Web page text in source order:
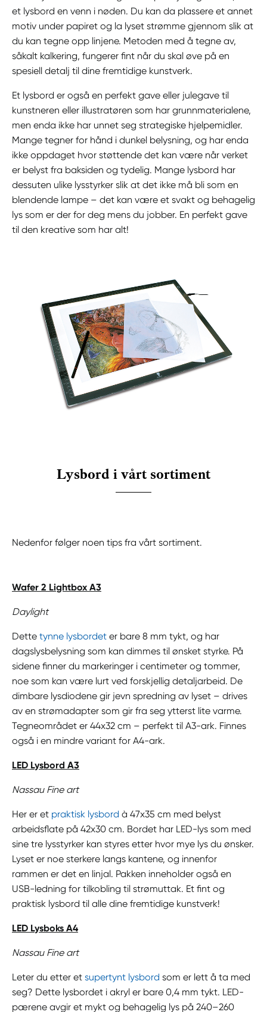
et lysbord en venn i nøden. Du kan da plassere et annet
motiv under papiret og la lyset strømme gjennom slik at
du kan tegne opp linjene. Metoden med å tegne av,
såkalt kalkering, fungerer fint når du skal øve på en
spesiell detalj til dine fremtidige kunstverk.
Et lysbord er også en perfekt gave eller julegave til
kunstneren eller illustratøren som har grunnmaterialene,
men enda ikke har unnet seg strategiske hjelpemidler.
Mange tegner for hånd i dunkel belysning, og har enda
ikke oppdaget hvor støttende det kan være når verket
er belyst fra baksiden og tydelig. Mange lysbord har
dessuten ulike lysstyrker slik at det ikke må bli som en
blendende lampe – det kan være et svakt og behagelig
lys som er der for deg mens du jobber. En perfekt gave
til den kreative som har alt!
Lysbord i vårt sortiment
Nedenfor følger noen tips fra vårt sortiment.
Wafer 2 Lightbox A3
Daylight
Dette tynne lysbordet er bare 8 mm tykt, og har
dagslysbelysning som kan dimmes til ønsket styrke. På
sidene finner du markeringer i centimeter og tommer,
noe som kan være lurt ved forskjellig detaljarbeid. De
dimbare lysdiodene gir jevn spredning av lyset – drives
av en strømadapter som gir fra seg ytterst lite varme.
Tegneområdet er 44x32 cm – perfekt til A3-ark. Finnes
også i en mindre variant for A4-ark.
LED Lysbord A3
Nassau Fine art
Her er et praktisk lysbord à 47x35 cm med belyst
arbeidsflate på 42x30 cm. Bordet har LED-lys som med
sine tre lysstyrker kan styres etter hvor mye lys du ønsker.
Lyset er noe sterkere langs kantene, og innenfor
rammen er det en linjal. Pakken inneholder også en
USB-ledning for tilkobling til strømuttak. Et fint og
praktisk lysbord til alle dine fremtidige kunstverk!
LED Lysboks A4
Nassau Fine art
Leter du etter et supertynt lysbord som er lett å ta med
seg? Dette lysbordet i akryl er bare 0,4 mm tykt. LED-
pærene avgir et mykt og behagelig lys på 240–260